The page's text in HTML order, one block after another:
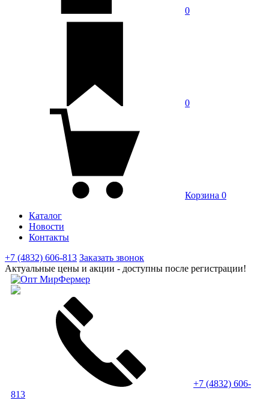
0
0
Корзина 0
Каталог
Новости
Контакты
+7 (4832) 606-813 Заказать звонок
Актуальные цены и акции - доступны после регистрации!
+7 (4832) 606-
813